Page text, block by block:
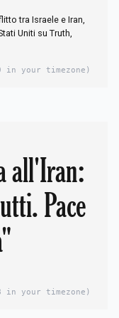
la
è
tra Israele e Iran,
Uniti su Truth,
in your timezone)
all'Iran:
Pace
in your timezone)